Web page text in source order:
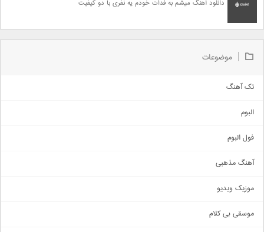
دانلود آهنگ میشم به فدات خودم یه نفری با دو کیفیت
موضوعات
تک آهنگ
اجتماعی
حماسی
سنتی
اهنگ بندرعباسی
البوم
فول البوم
آهنگ مذهبی
موزیک ویدیو
موسقی بی کلام